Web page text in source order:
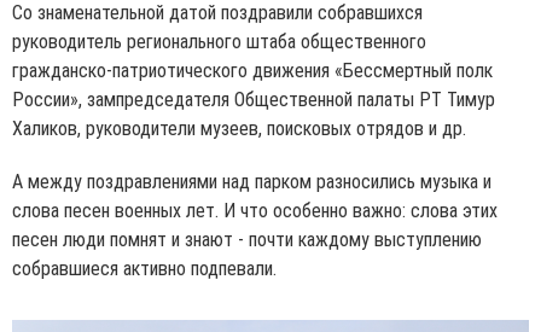
Со знаменательной датой поздравили собравшихся
руководитель регионального штаба общественного
гражданско-патриотического движения «Бессмертный полк
России», зампредседателя Общественной палаты РТ Тимур
Халиков, руководители музеев, поисковых отрядов и др.
А между поздравлениями над парком разносились музыка и
слова песен военных лет. И что особенно важно: слова этих
песен люди помнят и знают - почти каждому выступлению
собравшиеся активно подпевали.